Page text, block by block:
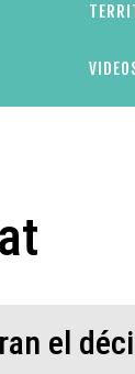
el